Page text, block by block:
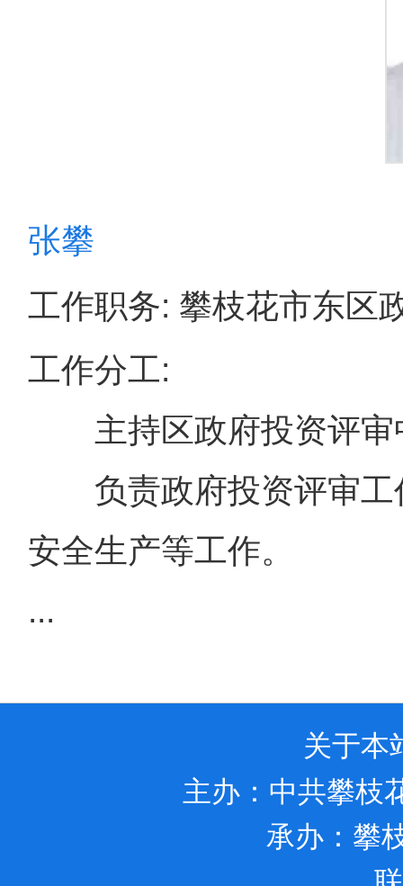
张攀
工作职务: 攀枝花市东区
工作分工:
主持区政府投资评审
负责政府投资评审工
安全生产等工作。
...
关于本
主办：中共攀枝
承办：攀